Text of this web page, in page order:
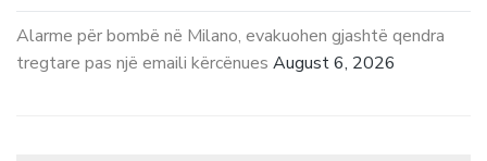
Alarme për bombë në Milano, evakuohen gjashtë qendra
tregtare pas një emaili kërcënues August 6, 2026